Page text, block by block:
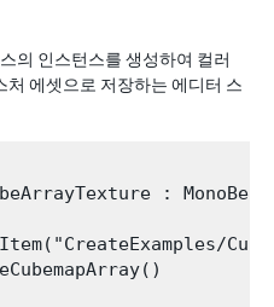
의 인스턴스를 생성하여 컬러
에셋으로 저장하는 에디터 스
: